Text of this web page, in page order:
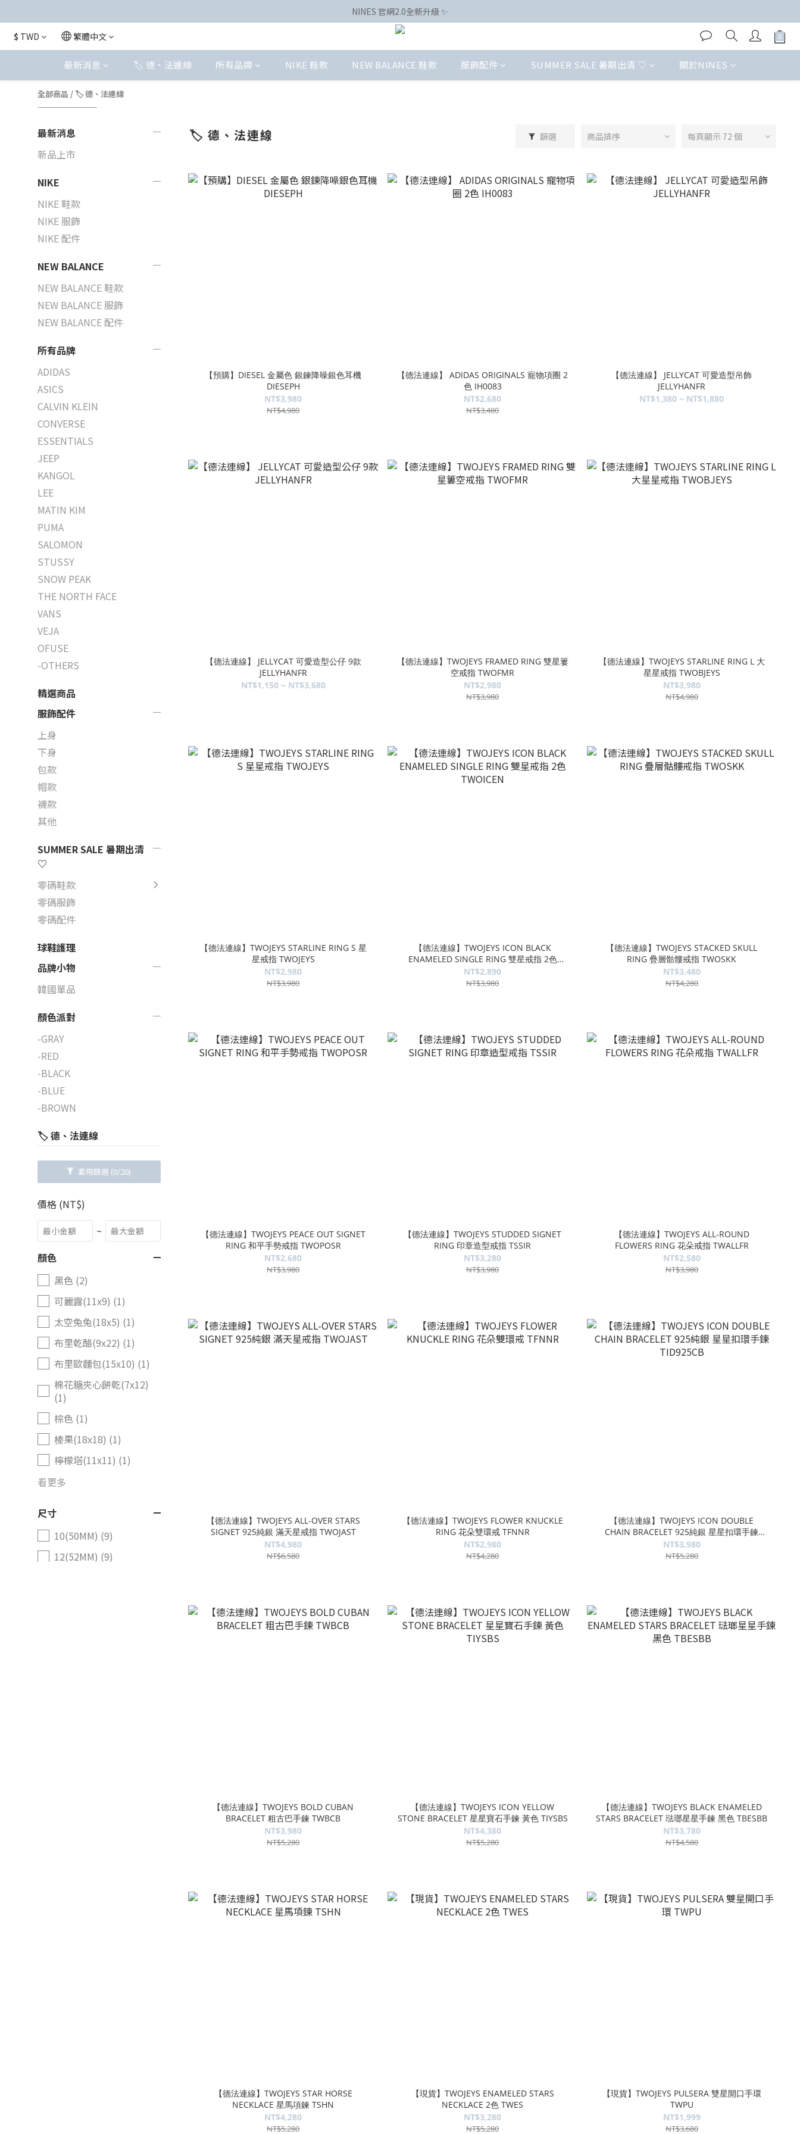
NINES 官網2.0全新升級 ✨
$ TWD 繁體中文
最新消息 🏷️ 德、法連線 所有品牌 NIKE 鞋款 NEW BALANCE 鞋款 服飾配件 SUMMER SALE 暑期出清 ♡ 關於NINES
全部商品 /🏷️ 德、法連線
最新消息
新品上市
NIKE
NIKE 鞋款
NIKE 服飾
NIKE 配件
NEW BALANCE
NEW BALANCE 鞋款
NEW BALANCE 服飾
NEW BALANCE 配件
所有品牌
ADIDAS
ASICS
CALVIN KLEIN
CONVERSE
ESSENTIALS
JEEP
KANGOL
LEE
MATIN KIM
PUMA
SALOMON
STUSSY
SNOW PEAK
THE NORTH FACE
VANS
VEJA
OFUSE
-OTHERS
精選商品
服飾配件
上身
下身
包款
帽款
襪款
其他
SUMMER SALE 暑期出清
♡
零碼鞋款
零碼服飾
零碼配件
球鞋護理
品牌小物
韓國單品
顏色派對
-GRAY
-RED
-BLACK
-BLUE
-BROWN
🏷️ 德、法連線
套用篩選 (0/20)
價格 (NT$)
~
顏色
黑色 (2)
可麗露(11x9) (1)
太空兔兔(18x5) (1)
布里乾酪(9x22) (1)
布里歐麵包(15x10) (1)
棉花糖夾心餅乾(7x12)
(1)
棕色 (1)
榛果(18x18) (1)
檸檬塔(11x11) (1)
看更多
尺寸
10(50MM) (9)
12(52MM) (9)
🏷️ 德、法連線 篩選 商品排序 每頁顯示 72 個
【預購】DIESEL 金屬色 銀鍊降噪銀色耳機
DIESEPH
NT$3,980
NT$4,980
【德法連線】 ADIDAS ORIGINALS 寵物項圈 2
色 IH0083
NT$2,680
NT$3,480
【德法連線】 JELLYCAT 可愛造型吊飾
JELLYHANFR
NT$1,380 ~ NT$1,880
【德法連線】 JELLYCAT 可愛造型公仔 9款
JELLYHANFR
NT$1,150 ~ NT$3,680
【德法連線】TWOJEYS FRAMED RING 雙星簍
空戒指 TWOFMR
NT$2,980
NT$3,980
【德法連線】TWOJEYS STARLINE RING L 大
星星戒指 TWOBJEYS
NT$3,980
NT$4,980
【德法連線】TWOJEYS STARLINE RING S 星
星戒指 TWOJEYS
NT$2,980
NT$3,980
【德法連線】TWOJEYS ICON BLACK
ENAMELED SINGLE RING 雙星戒指 2色
TWOICEN
NT$2,890
NT$3,980
【德法連線】TWOJEYS STACKED SKULL
RING 疊層骷髏戒指 TWOSKK
NT$3,480
NT$4,280
【德法連線】TWOJEYS PEACE OUT SIGNET
RING 和平手勢戒指 TWOPOSR
NT$2,680
NT$3,980
【德法連線】TWOJEYS STUDDED SIGNET
RING 印章造型戒指 TSSIR
NT$3,280
NT$3,980
【德法連線】TWOJEYS ALL-ROUND
FLOWERS RING 花朵戒指 TWALLFR
NT$2,580
NT$3,980
【德法連線】TWOJEYS ALL-OVER STARS
SIGNET 925純銀 滿天星戒指 TWOJAST
NT$4,980
NT$6,580
【德法連線】TWOJEYS FLOWER KNUCKLE
RING 花朵雙環戒 TFNNR
NT$2,980
NT$4,280
【德法連線】TWOJEYS ICON DOUBLE
CHAIN BRACELET 925純銀 星星扣環手鍊
TID925CB
NT$3,980
NT$5,280
【德法連線】TWOJEYS BOLD CUBAN
BRACELET 粗古巴手鍊 TWBCB
NT$3,980
NT$5,280
【德法連線】TWOJEYS ICON YELLOW
STONE BRACELET 星星寶石手鍊 黃色 TIYSBS
NT$4,380
NT$5,280
【德法連線】TWOJEYS BLACK ENAMELED
STARS BRACELET 琺瑯星星手鍊 黑色 TBESBB
NT$3,780
NT$4,580
【德法連線】TWOJEYS STAR HORSE
NECKLACE 星馬項鍊 TSHN
NT$4,280
NT$5,280
【現貨】TWOJEYS ENAMELED STARS
NECKLACE 2色 TWES
NT$3,280
NT$5,280
【現貨】TWOJEYS PULSERA 雙星開口手環
TWPU
NT$1,999
NT$3,680